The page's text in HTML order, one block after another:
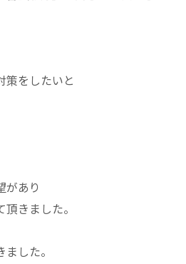
策をしたいと
があり
きました。
した。